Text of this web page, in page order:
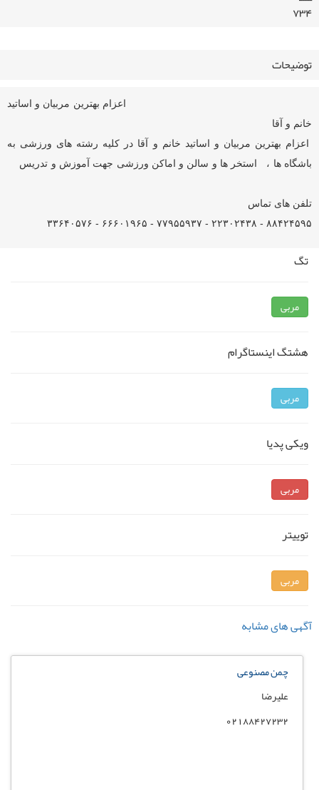
۷۳۴
توضیحات
اعزام بهترین مربیان و اساتید
خانم و آقا
اعزام بهترین مربیان و اساتید خانم و آقا در کلیه رشته های ورزشی به
باشگاه ها ، استخر ها و سالن و اماکن ورزشی جهت آموزش و تدریس
تلفن های تماس
۸۸۴۲۴۵۹۵ - ۲۲۳۰۲۴۳۸ - ۷۷۹۵۵۹۳۷ - ۶۶۶۰۱۹۶۵ - ۳۳۶۴۰۵۷۶
تگ
مربی
هشتگ اینستاگرام
مربی
ویکی پدیا
مربی
توییتر
مربی
آگهی های مشابه
چمن مصنوعی
علیرضا
02188427232